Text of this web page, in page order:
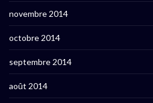
novembre 2014
octobre 2014
septembre 2014
août 2014